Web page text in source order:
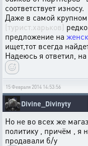
соответствует износу.
Даже в самой
(турист.харьков)
предложение на
ищет,тот всегда
Надеюсь я ответил,
15 Февраля 2014 14:53:56
Divine_Divinyty
Но не во всех же
политику , причём , я
продавали б/у